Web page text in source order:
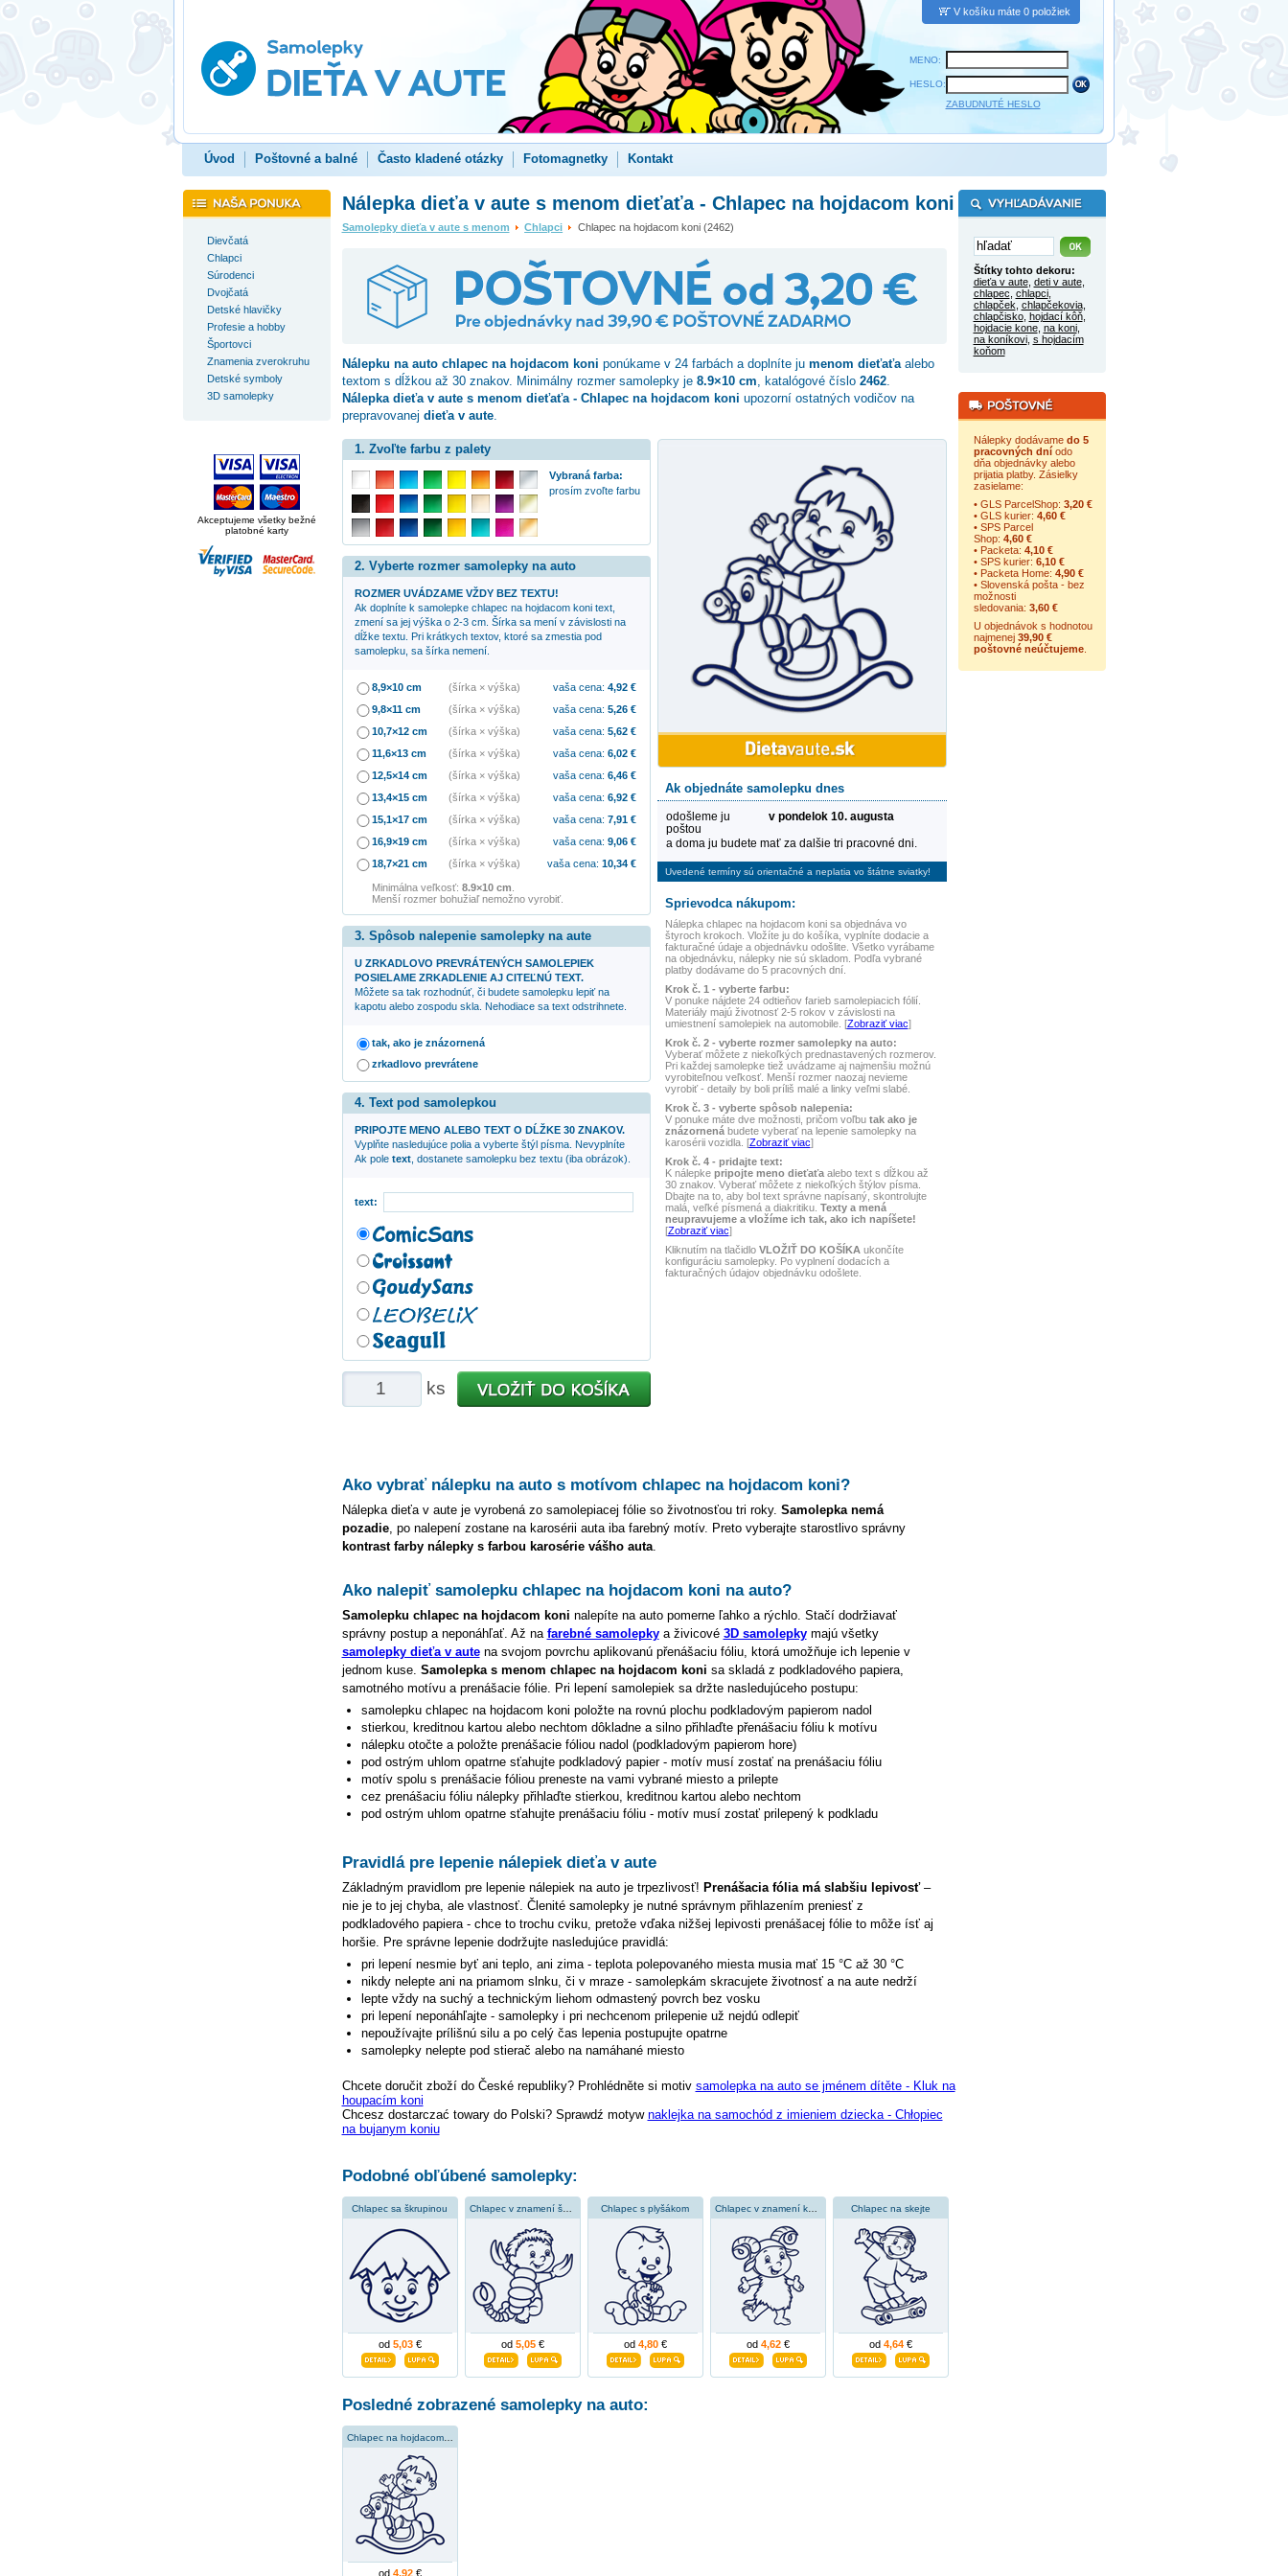
V košíku máte 0 položiek
MENO:
HESLO:
ZABUDNUTÉ HESLO
Úvod Poštovné a balné Často kladené otázky Fotomagnetky Kontakt
Dievčatá
Chlapci
Súrodenci
Dvojčatá
Detské hlavičky
Profesie a hobby
Športovci
Znamenia zverokruhu
Detské symboly
3D samolepky
Akceptujeme všetky bežné
platobné karty
Nálepka dieťa v aute s menom dieťaťa - Chlapec na hojdacom koni
Samolepky dieťa v aute s menom Chlapci Chlapec na hojdacom koni (2462)
Nálepku na auto chlapec na hojdacom koni ponúkame v 24 farbách a doplníte ju menom dieťaťaalebo
textom s dĺžkou až 30 znakov. Minimálny rozmer samolepky je 8.9×10 cm, katalógové číslo 2462.
Nálepka dieťa v aute s menom dieťaťa - Chlapec na hojdacom koni upozorní ostatných vodičov na
prepravovanej dieťa v aute.
Ak objednáte samolepku dnes
odošleme ju
poštou
v pondelok 10. augusta
a doma ju budete mať za dalšie tri pracovné dni.
Uvedené termíny sú orientačné a neplatia vo štátne sviatky!
Sprievodca nákupom:
Nálepka chlapec na hojdacom konisa objednáva vo
štyroch krokoch. Vložíte ju do košíka, vyplníte dodacie a
fakturačné údaje a objednávku odošlite. Všetko vyrábame
na objednávku, nálepky nie sú skladom. Podľa vybrané
platby dodávame do 5 pracovných dní.
Krok č. 1 - vyberte farbu:
V ponuke nájdete 24 odtieňov farieb samolepiacich fólií.
Materiály majú životnosť 2-5 rokov v závislosti na
umiestnení samolepiek na automobile. [Zobraziť viac]
Krok č. 2 - vyberte rozmer samolepky na auto:
Vyberať môžete z niekoľkých prednastavených rozmerov.
Pri každej samolepke tiež uvádzame aj najmenšiu možnú
vyrobiteľnou veľkosť. Menší rozmer naozaj nevieme
vyrobiť - detaily by boli príliš malé a linky veľmi slabé.
Krok č. 3 - vyberte spôsob nalepenia:
V ponuke máte dve možnosti, pričom voľbu tak ako je
znázornená budete vyberať na lepenie samolepky na
karosérii vozidla. [Zobraziť viac]
Krok č. 4 - pridajte text:
K nálepke pripojte meno dieťaťaalebo text s dĺžkou až
30 znakov. Vyberať môžete z niekoľkých štýlov písma.
Dbajte na to, aby bol text správne napísaný, skontrolujte
malá, veľké písmená a diakritiku. Texty a mená
neupravujeme a vložíme ich tak, ako ich napíšete!
[Zobraziť viac]
Kliknutím na tlačidlo VLOŽIŤ DO KOŠÍKA ukončíte
konfiguráciu samolepky. Po vyplnení dodacích a
fakturačných údajov objednávku odošlete.
1. Zvoľte farbu z palety
Vybraná farba:
prosím zvoľte farbu
2. Vyberte rozmer samolepky na auto
ROZMER UVÁDZAME VŽDY BEZ TEXTU!
Ak doplníte k samolepke chlapec na hojdacom konitext,
zmení sa jej výška o 2-3 cm. Šírka sa mení v závislosti na
dĺžke textu. Pri krátkych textov, ktoré sa zmestia pod
samolepku, sa šírka nemení.
8,9×10 cm (šírka × výška) vaša cena: 4,92€
9,8×11 cm
(šírka × výška) vaša cena: 5,26€
10,7×12 cm
(šírka × výška) vaša cena: 5,62€
11,6×13 cm
(šírka × výška) vaša cena: 6,02€
12,5×14 cm
(šírka × výška) vaša cena: 6,46€
13,4×15 cm
(šírka × výška) vaša cena: 6,92€
15,1×17 cm
(šírka × výška) vaša cena: 7,91€
16,9×19 cm
(šírka × výška) vaša cena: 9,06€
18,7×21 cm
(šírka × výška) vaša cena: 10,34€
Minimálna veľkosť: 8.9×10 cm.
Menší rozmer bohužiaľ nemožno vyrobiť.
3. Spôsob nalepenie samolepky na aute
U ZRKADLOVO PREVRÁTENÝCH SAMOLEPIEK
POSIELAME ZRKADLENIE AJ CITEĽNÚ TEXT.
Môžete sa tak rozhodnúť, či budete samolepku lepiť na
kapotu alebo zospodu skla. Nehodiace sa text odstrihnete.
tak, ako je znázornená
zrkadlovo prevrátene
4. Text pod samolepkou
PRIPOJTE MENO ALEBO TEXT O DĹŽKE 30 ZNAKOV.
Vyplňte nasledujúce polia a vyberte štýl písma. Nevyplníte
Ak pole text, dostanete samolepku bez textu (iba obrázok).
text:
ks
Ako vybrať nálepku na auto s motívom chlapec na hojdacom koni?
Nálepka dieťa v aute je vyrobená zo samolepiacej fólie so životnosťou tri roky. Samolepka nemá
pozadie, po nalepení zostane na karosérii auta iba farebný motív. Preto vyberajte starostlivo správny
kontrast farby nálepky s farbou karosérie vášho auta.
Ako nalepiť samolepku chlapec na hojdacom koni na auto?
Samolepku chlapec na hojdacom koni nalepíte na auto pomerne ľahko a rýchlo. Stačí dodržiavať
správny postup a neponáhľať. Až na farebné samolepkya živicové 3D samolepkymajú všetky
samolepky dieťa v autena svojom povrchu aplikovanú přenášaciu fóliu, ktorá umožňuje ich lepenie v
jednom kuse. Samolepka s menom chlapec na hojdacom koni sa skladá z podkladového papiera,
samotného motívu a prenášacie fólie. Pri lepení samolepiek sa držte nasledujúceho postupu:
samolepku chlapec na hojdacom koni položte na rovnú plochu podkladovým papierom nadol
stierkou, kreditnou kartou alebo nechtom dôkladne a silno přihlaďte přenášaciu fóliu k motívu
nálepku otočte a položte prenášacie fóliou nadol (podkladovým papierom hore)
pod ostrým uhlom opatrne sťahujte podkladový papier - motív musí zostať na prenášaciu fóliu
motív spolu s prenášacie fóliou preneste na vami vybrané miesto a prilepte
cez prenášaciu fóliu nálepky přihlaďte stierkou, kreditnou kartou alebo nechtom
pod ostrým uhlom opatrne sťahujte prenášaciu fóliu - motív musí zostať prilepený k podkladu
Pravidlá pre lepenie nálepiek dieťa v aute
Základným pravidlom pre lepenie nálepiek na auto je trpezlivosť! Prenášacia fólia má slabšiu lepivosť–
nie je to jej chyba, ale vlastnosť. Členité samolepky je nutné správnym přihlazením preniesť z
podkladového papiera - chce to trochu cviku, pretože vďaka nižšej lepivosti prenášacej fólie to môže ísť aj
horšie. Pre správne lepenie dodržujte nasledujúce pravidlá:
pri lepení nesmie byť ani teplo, ani zima - teplota polepovaného miesta musia mať 15 °C až 30 °C
nikdy nelepte ani na priamom slnku, či v mraze - samolepkám skracujete životnosť a na aute nedrží
lepte vždy na suchý a technickým liehom odmastený povrch bez vosku
pri lepení neponáhľajte - samolepky i pri nechcenom prilepenie už nejdú odlepiť
nepoužívajte prílišnú silu a po celý čas lepenia postupujte opatrne
samolepky nelepte pod stierač alebo na namáhané miesto
Chcete doručit zboží do České republiky? Prohlédněte si motiv samolepka na auto se jménem dítěte - Kluk na
houpacím koni
Chcesz dostarczać towary do Polski? Sprawdź motyw naklejka na samochód z imieniem dziecka - Chłopiec
na bujanym koniu
Podobné obľúbené samolepky:
Chlapec sa škrupinou
od 5,03€
Chlapec v znamení škorpióna
od 5,05€
Chlapec s plyšákom
od 4,80€
Chlapec v znamení kozorožca
od 4,62€
Chlapec na skejte
od 4,64€
Posledné zobrazené samolepky na auto:
Chlapec na hojdacom koni
od 4,92€
Štítky tohto dekoru:
dieťa v aute, deti v aute,
chlapec chlapci,
chlapček chlapčekovia,
chlapčisko, hojdací kôň,
hojdacie kone, na koni,
na koníkovi, s hojdacím
koňom
Nálepky dodávame do 5
pracovných dníodo
dňa objednávky alebo
prijatia platby. Zásielky
zasielame:
• GLS ParcelShop: 3,20 €
• GLS kurier: 4,60 €
• SPS Parcel
Shop: 4,60 €
• Packeta: 4,10 €
• SPS kurier: 6,10 €
• Packeta Home: 4,90 €
• Slovenská pošta - bez
možnosti
sledovania: 3,60 €
U objednávok s hodnotou
najmenej 39,90 €
poštovné neúčtujeme.